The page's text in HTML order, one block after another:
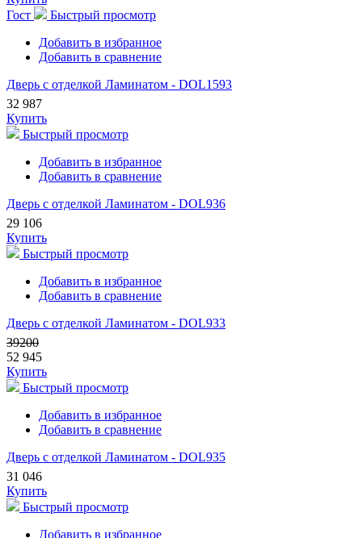
Гост
Быстрый просмотр
Добавить в избранное
Добавить в сравнение
Дверь с отделкой Ламинатом - DOL1593
32 987
Купить
Быстрый просмотр
Добавить в избранное
Добавить в сравнение
Дверь с отделкой Ламинатом - DOL936
29 106
Купить
Быстрый просмотр
Добавить в избранное
Добавить в сравнение
Дверь с отделкой Ламинатом - DOL933
39200
52 945
Купить
Быстрый просмотр
Добавить в избранное
Добавить в сравнение
Дверь с отделкой Ламинатом - DOL935
31 046
Купить
Быстрый просмотр
Добавить в избранное